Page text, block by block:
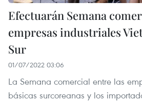
Efectuarán Semana
empresas industriales
Sur
01/07/2022 03:06
La Semana comercial entre las
básicas surcoreanas y los